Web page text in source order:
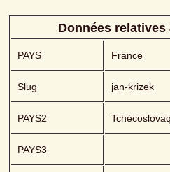
Données relatives
PAYS France
Slug jan-krizek
PAYS2
PAYS3